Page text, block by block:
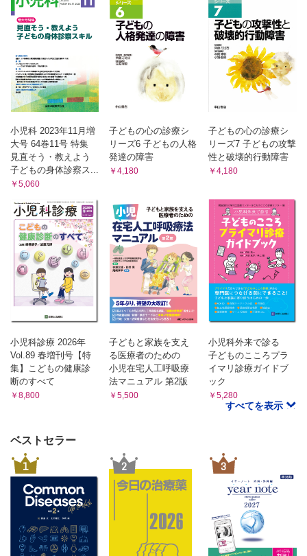
生命の大切さを育む保育方法
10．数量や図形，標識や文字などへの関心・感覚－認知・学習
の発達 （松﨑 泰）
文字への関心
幼児期の読みの発達的変化
数概念の発達
11．言葉による伝え合い－言葉の発達 （藤本 愉）
言葉の機能
言葉の獲得過程
コミュニケーションの発達
豊かな言葉を育む保育のあり方
12．豊かな感性と表現－感性と創造性の発達 （川口めぐみ）
感性
感性の発達
創造性（creativity）
子どもの表現－描画からみる子どもの表現
豊かな感性を育む保育方法
第4章 子どもの心と関わる保育の方法
子どもの遊びの特徴と保育
乳幼児期の日常生活と保育方法
保育のカリキュラムとPDCAとOODAサイクル
明日の保育に向けた保育記録とカンファレンス
14．乳幼児期の発達の遅れと発達を支える保育－支援と連携
乳幼児期の発達の特徴と遅れ
発達に課題のある子どもの幼児期によくみられる特徴
発達支援（療育）と保育者の役割
発達を促す生活や遊び
15．乳幼児期の子どもをもつ保護者を支える （田口禎子）
保育における子育て支援
保護者を支える具体的な支援方法
小児科 2023年11月増
大号 64巻11号 特集
見直そう・教えよう
子どもの身体診察ス...
￥5,060
子どもの心の診療シ
リーズ6 子どもの人格
発達の障害
￥4,180
子どもの心の診療シ
リーズ7 子どもの攻撃
性と破壊的行動障害
￥4,180
小児科診療 2026年
Vol.89 春増刊号【特
集】こどもの健康診
断のすべて
￥8,800
子どもと家族を支え
る医療者のための
小児在宅人工呼吸療
法マニュアル 第2版
￥5,500
小児科外来で診る
子どものこころプラ
イマリ診療ガイドブ
ック
￥5,280
すべてを表示
ベストセラー
1 2 3